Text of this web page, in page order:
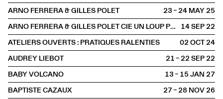
ARNO FERRERA & GILLES POLET
23 – 24 MAY2025
ARNO FERRERA & GILLES POLET CIE UN LOUP POUR L'HOMME 14 SEP2022
ATELIERS OUVERTS : PRATIQUES RALENTIES
02 OCT2024
AUDREY LIEBOT
21 – 22 SEP2022
BABY VOLCANO
13 – 15 JAN2027
BAPTISTE CAZAUX
27 – 28 NOV2026